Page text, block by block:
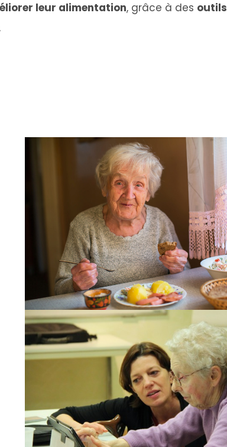
leur alimentation, grâce à des outils
.